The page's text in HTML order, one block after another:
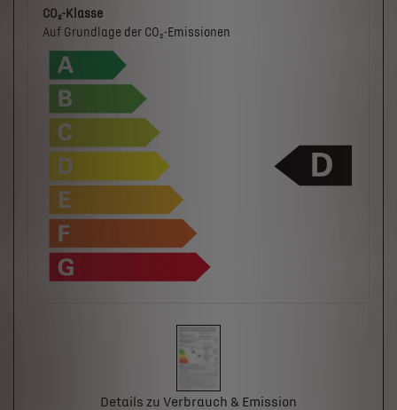
CO₂-Klasse
Auf Grundlage der CO₂-Emissionen
Details zu Verbrauch & Emission